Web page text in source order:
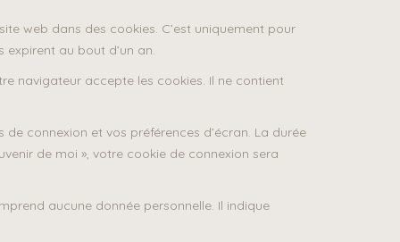
web dans des cookies. C’est uniquement pour
au bout d’un an.
navigateur accepte les cookies. Il ne contient
connexion et vos préférences d’écran. La durée
de moi », votre cookie de connexion sera
aucune donnée personnelle. Il indique